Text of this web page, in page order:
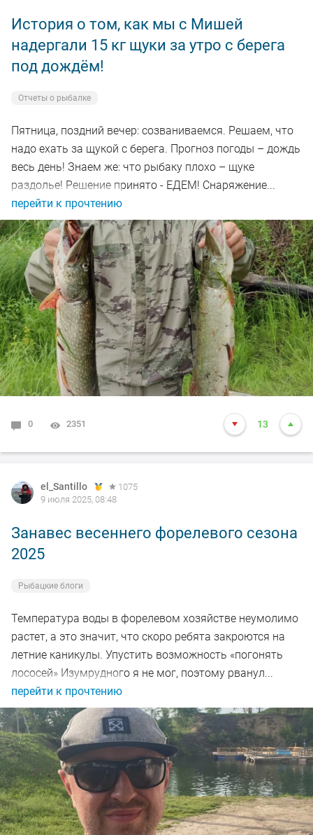
История о том, как мы с Мишей
надергали 15 кг щуки за утро с берега
под дождём!
Отчеты о рыбалке
Пятница, поздний вечер: созваниваемся. Решаем, что
надо ехать за щукой с берега. Прогноз погоды – дождь
весь день! Знаем же: что рыбаку плохо – щуке
раздолье! Решение принято - ЕДЕМ! Снаряжение...
перейти к прочтению
0 2351 13
el_Santillo
1075
9 июля 2025, 08:48
Занавес весеннего форелевого сезона
2025
Рыбацкие блоги
Температура воды в форелевом хозяйстве неумолимо
растет, а это значит, что скоро ребята закроются на
летние каникулы. Упустить возможность «погонять
лососей» Изумрудного я не мог, поэтому рванул...
перейти к прочтению